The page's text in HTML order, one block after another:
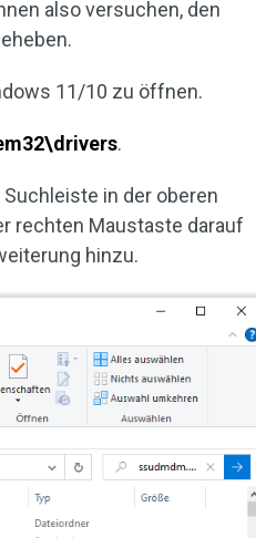
also versuchen, den
11/10 zu öffnen.
.
Suchleiste in der oberen
rechten Maustaste darauf
hinzu.